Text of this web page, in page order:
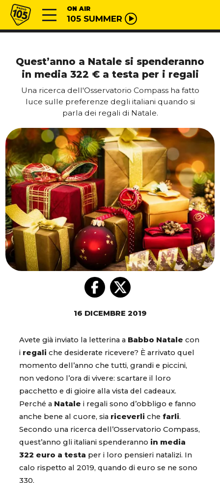
Vai al contenuto
Radio 105 ON AIR
105 SUMMER
Quest’anno a Natale si spenderanno
in media 322 € a testa per i regali
Una ricerca dell'Osservatorio Compass ha fatto
luce sulle preferenze degli italiani quando si
parla dei regali di Natale.
16 DICEMBRE 2019
Avete già inviato la letterina a Babbo Natale con
i regali che desiderate ricevere? È arrivato quel
momento dell’anno che tutti, grandi e piccini,
non vedono l’ora di vivere: scartare il loro
pacchetto e di gioire alla vista del cadeaux.
Perché a Natale i regali sono d’obbligo e fanno
anche bene al cuore, sia riceverli che farli.
Secondo una ricerca dell’Osservatorio Compass,
quest’anno gli italiani spenderanno in media
322 euro a testa per i loro pensieri natalizi. In
calo rispetto al 2019, quando di euro se ne sono
330.